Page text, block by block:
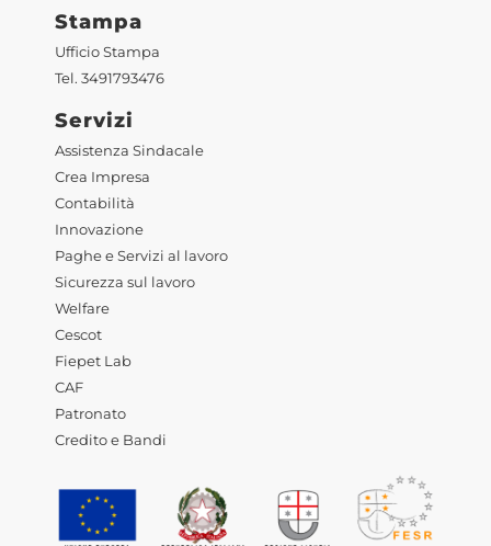
Stampa
Ufficio Stampa
Tel. 3491793476
Servizi
Assistenza Sindacale
Crea Impresa
Contabilità
Innovazione
Paghe e Servizi al lavoro
Sicurezza sul lavoro
Welfare
Cescot
Fiepet Lab
CAF
Patronato
Credito e Bandi